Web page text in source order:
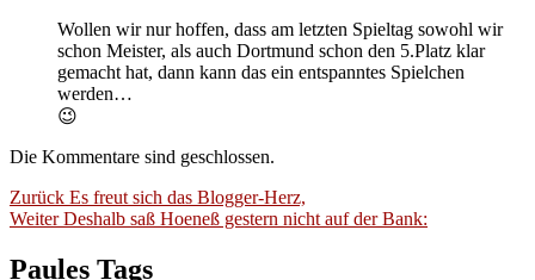
Wollen wir nur hoffen, dass am letzten Spieltag sowohl wir
schon Meister, als auch Dortmund schon den 5.Platz klar
gemacht hat, dann kann das ein entspanntes Spielchen
werden…
😉
Die Kommentare sind geschlossen.
Beitragsnavigation
Zurück Vorheriger
Beitrag:
Es freut sich das Blogger-Herz,
Weiter Nächster
Deshalb saß Hoeneß gestern nicht auf der Bank:
Paules Tags